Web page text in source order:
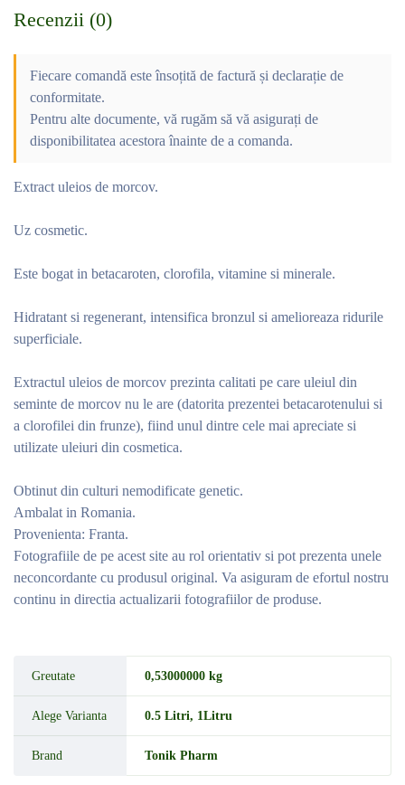
Recenzii (0)
Fiecare comandă este însoțită de factură și declarație de
conformitate.
Pentru alte documente, vă rugăm să vă asigurați de
disponibilitatea acestora înainte de a comanda.
Extract uleios de morcov.
Uz cosmetic.
Este bogat in betacaroten, clorofila, vitamine si minerale.
Hidratant si regenerant, intensifica bronzul si amelioreaza ridurile
superficiale.
Extractul uleios de morcov prezinta calitati pe care uleiul din
seminte de morcov nu le are (datorita prezentei betacarotenului si
a clorofilei din frunze), fiind unul dintre cele mai apreciate si
utilizate uleiuri din cosmetica.
Obtinut din culturi nemodificate genetic.
Ambalat in Romania.
Provenienta: Franta.
Fotografiile de pe acest site au rol orientativ si pot prezenta unele
neconcordante cu produsul original. Va asiguram de efortul nostru
continu in directia actualizarii fotografiilor de produse.
Greutate 0,53000000 kg
Alege Varianta 0.5 Litri, 1Litru
Brand Tonik Pharm